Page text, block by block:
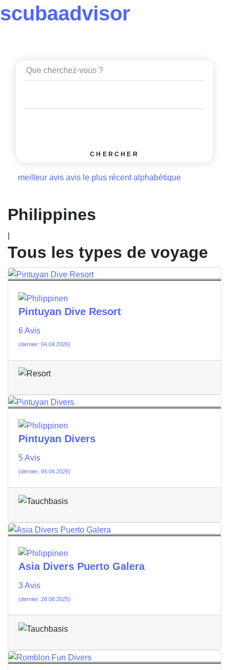
scubaadvisor
CHERCHER
meilleur avis avis le plus récent alphabétique
Philippines
Tous les types de voyage
Pintuyan Dive Resort
6 Avis
(dernier: 04.04.2026)
Pintuyan Divers
5 Avis
(dernier: 04.04.2026)
Asia Divers Puerto Galera
3 Avis
(dernier: 28.08.2025)